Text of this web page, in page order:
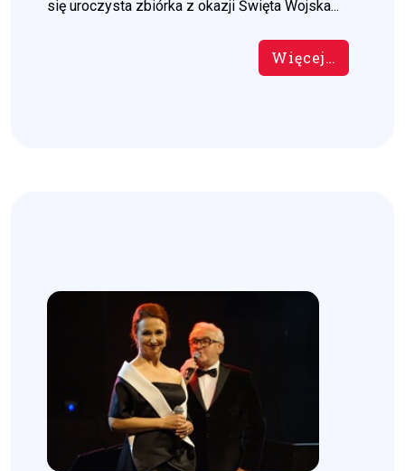
się uroczysta zbiórka z okazji Święta Wojska...
Więcej…